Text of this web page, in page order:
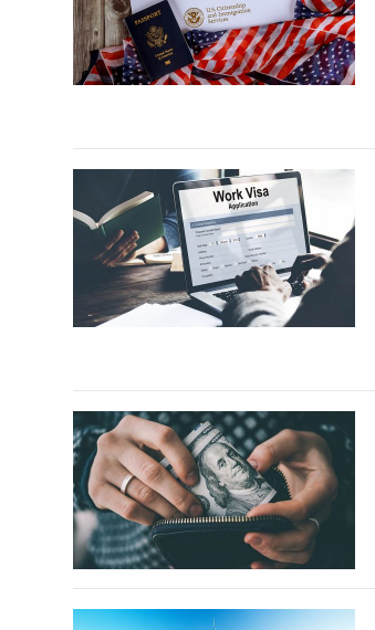
Таиланд
Франция
Черногория
Эстония